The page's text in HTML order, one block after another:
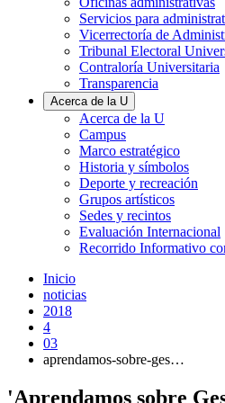
Servicios para
Vicerrectoría de
Tribunal Electoral
Contraloría Universitaria
Transparencia
Acerca de la U
Acerca de la U
Campus
Marco estratégico
Historia y símbolos
Deporte y recreación
Grupos artísticos
Sedes y recintos
Evaluación Internacional
Recorrido Informativo
Inicio
noticias
2018
4
03
aprendamos-sobre-ges…
'Aprendamos sobre